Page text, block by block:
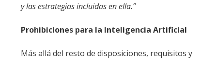
y las estrategias incluidas en ella.”
Prohibiciones para la Inteligencia Artificial
Más allá del resto de disposiciones, requisitos y